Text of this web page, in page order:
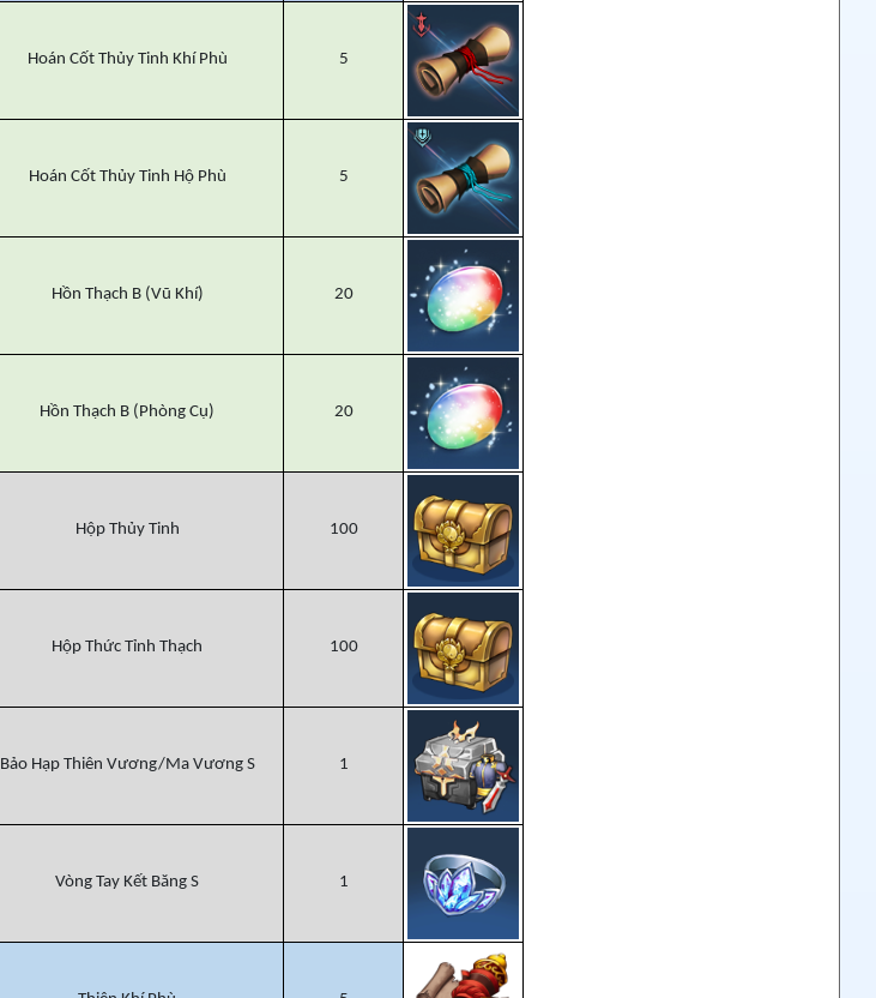
Hoán Cốt Thủy Tinh Khí Phù 5
Hoán Cốt Thủy Tinh Hộ Phù 5
Hồn Thạch B (Vũ Khí) 20
Hồn Thạch B (Phòng Cụ) 20
Hộp Thủy Tinh 100
Hộp Thức Tỉnh Thạch 100
Bảo Hạp Thiên Vương/Ma Vương S 1
Vòng Tay Kết Băng S 1